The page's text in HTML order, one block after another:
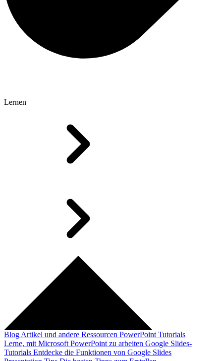
Lernen
Blog Artikel und andere Ressourcen PowerPoint Tutorials
Lerne, mit Microsoft PowerPoint zu arbeiten Google Slides-
Tutorials Entdecke die Funktionen von Google Slides